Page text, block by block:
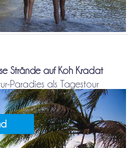
Strände auf Koh Kradat
Paradies als Tagestour